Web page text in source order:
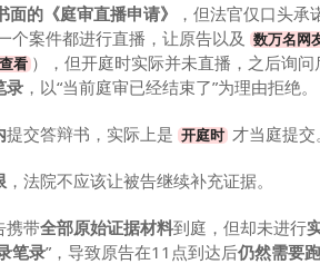
面的《庭审直播申请》
，但法官仅口头承
个案件都进行直播，让原告以及
数万名网
看 ），但开庭时实际并未直播，之后询
录 ，以“当前庭审已经结束了”为理由拒绝。
提交答辩书，实际上是 开庭时 才当庭提
，法院不应该让被告继续补充证据。
携带全部原始证据材料到庭，但却未进行
笔录”，导致原告在11点到达后仍然需要